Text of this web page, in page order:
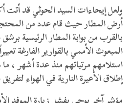
ولعل إيحاءات السيد الحوثي قد أتت
أرض المطار حيث قام عدد من
بالقرب من بوابة المطار الرئيسية
المبعوث الأممي بالقوارير الفارغة
استلامهم مرتباتهم منذ عدة أشهر ،
إطلاق الأعيرة النارية في الهواء